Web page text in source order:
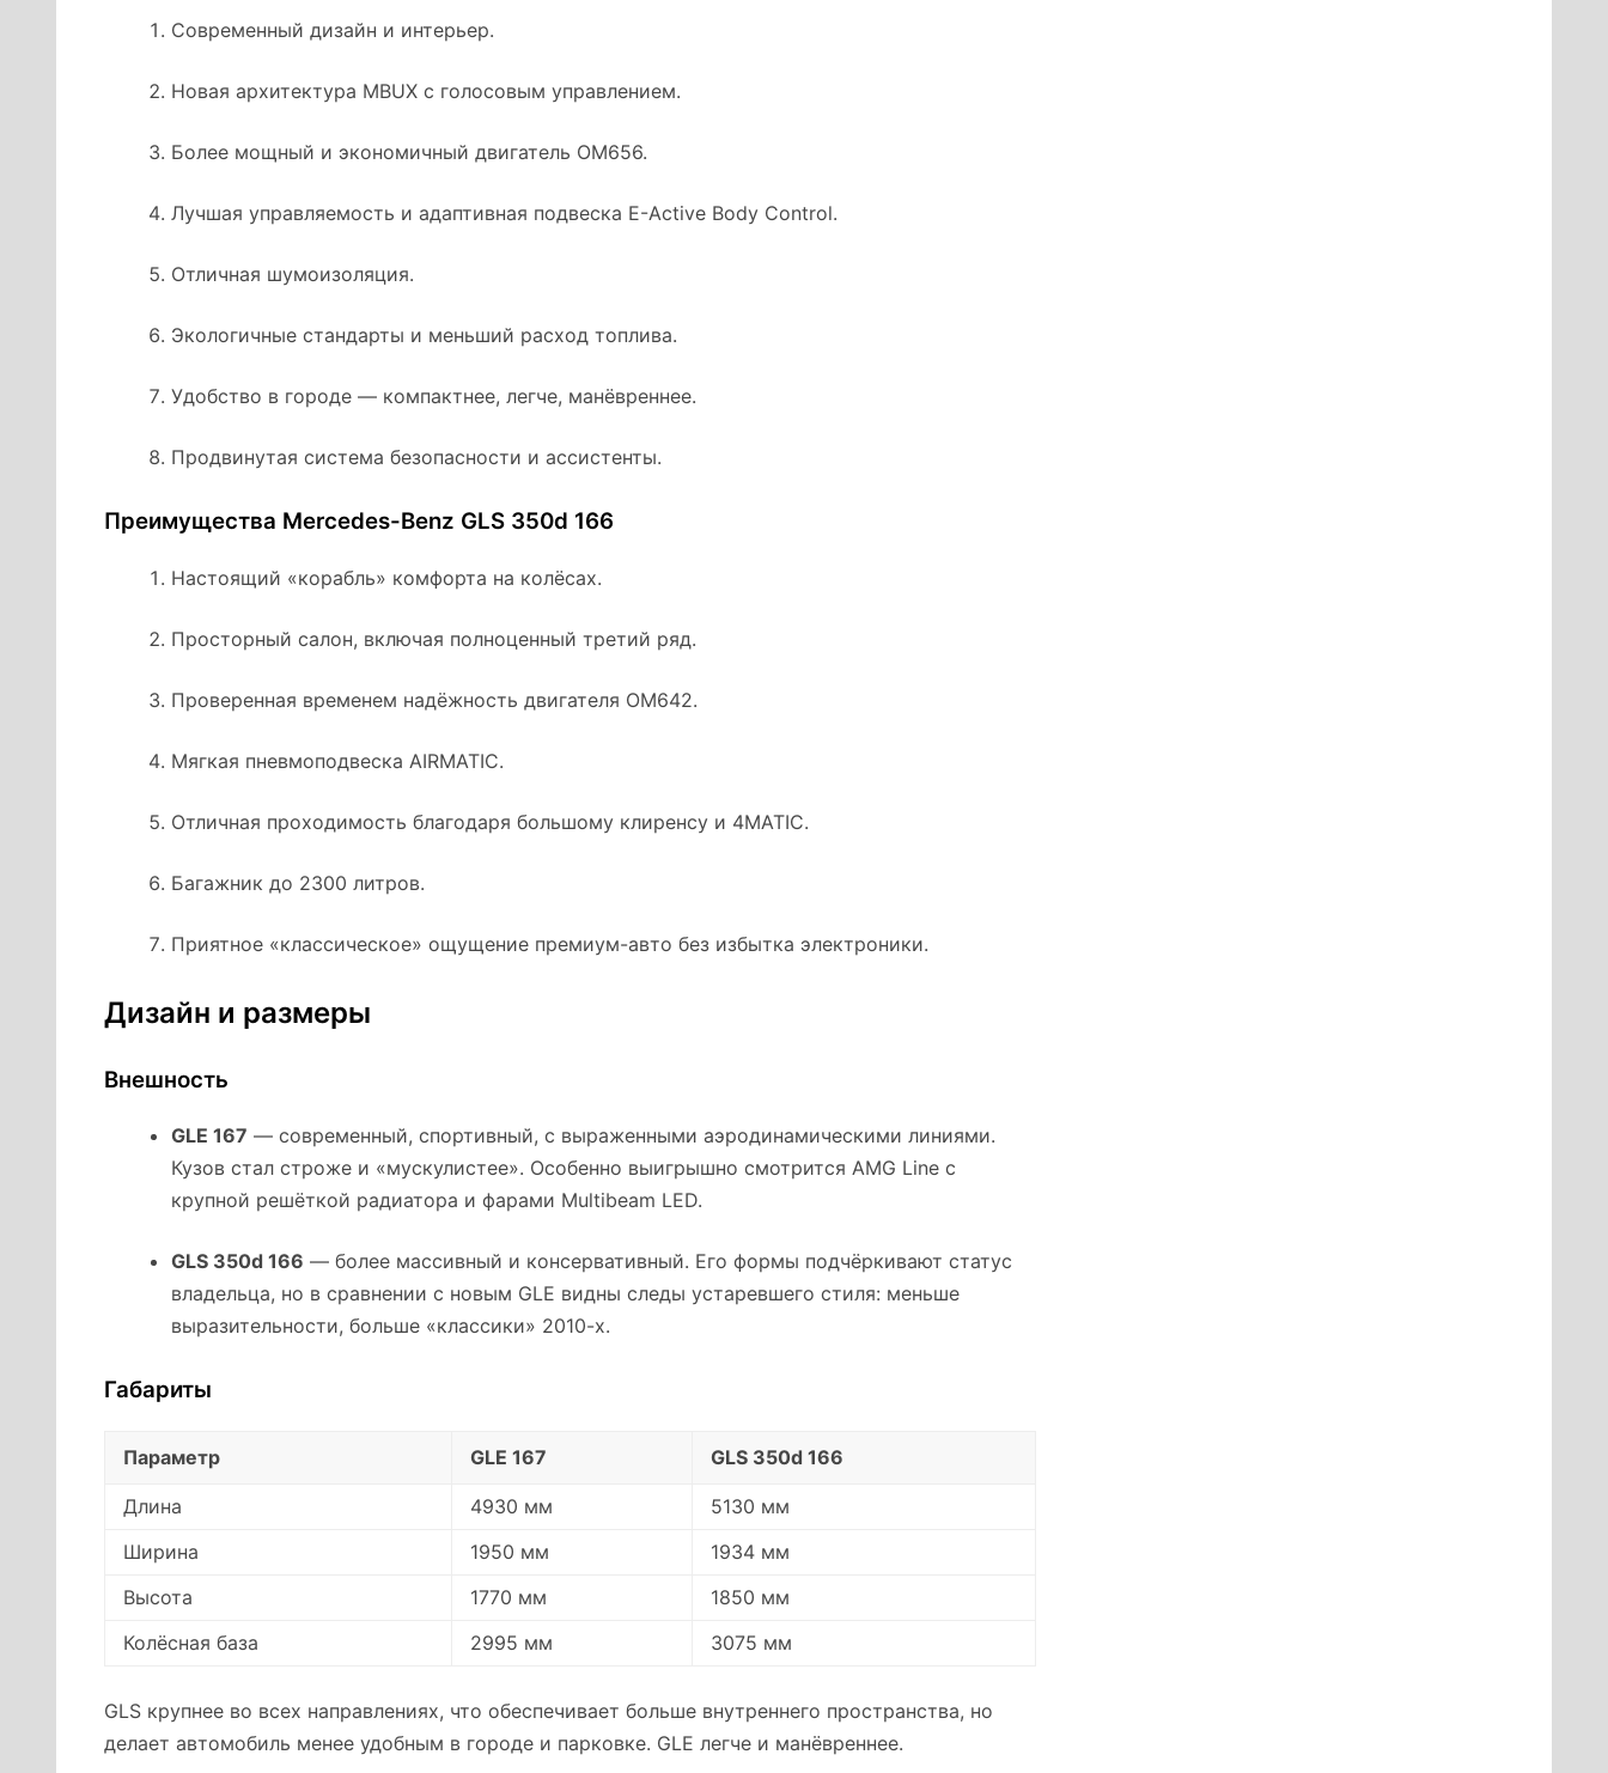
Современный дизайн и интерьер.
Новая архитектура MBUX с голосовым управлением.
Более мощный и экономичный двигатель OM656.
Лучшая управляемость и адаптивная подвеска E-Active Body Control.
Отличная шумоизоляция.
Экологичные стандарты и меньший расход топлива.
Удобство в городе — компактнее, легче, манёвреннее.
Продвинутая система безопасности и ассистенты.
Преимущества Mercedes-Benz GLS 350d 166
Настоящий «корабль» комфорта на колёсах.
Просторный салон, включая полноценный третий ряд.
Проверенная временем надёжность двигателя OM642.
Мягкая пневмоподвеска AIRMATIC.
Отличная проходимость благодаря большому клиренсу и 4MATIC.
Багажник до 2300 литров.
Приятное «классическое» ощущение премиум-авто без избытка электроники.
Дизайн и размеры
Внешность
GLE 167 — современный, спортивный, с выраженными аэродинамическими линиями.
Кузов стал строже и «мускулистее». Особенно выигрышно смотрится AMG Line с
крупной решёткой радиатора и фарами Multibeam LED.
GLS 350d 166 — более массивный и консервативный. Его формы подчёркивают статус
владельца, но в сравнении с новым GLE видны следы устаревшего стиля: меньше
выразительности, больше «классики» 2010-х.
Габариты
Параметр GLE 167 GLS 350d 166
Длина 4930 мм
5130 мм
Ширина
1950 мм
1934 мм
Высота
1770 мм
1850 мм
Колёсная база
2995 мм 3075 мм
GLS крупнее во всех направлениях, что обеспечивает больше внутреннего пространства, но
делает автомобиль менее удобным в городе и парковке. GLE легче и манёвреннее.